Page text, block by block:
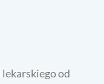
od